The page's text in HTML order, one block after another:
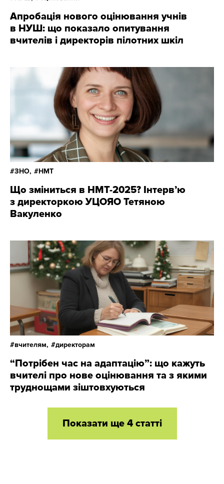
Апробація нового оцінювання учнів
в НУШ: що показало опитування
вчителів і директорів пілотних шкіл
ЗНО, НМТ
Що зміниться в НМТ-2025? Інтерв’ю
з директоркою УЦОЯО Тетяною
Вакуленко
вчителям, директорам
“Потрібен час на адаптацію”: що кажуть
вчителі про нове оцінювання та з якими
труднощами зіштовхуються
Показати ще 4 статті